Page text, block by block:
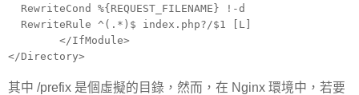
RewriteCond %{REQUEST_FILENAME} !-d
RewriteRule ^(.*)$ index.php?/$1 [L]
</IfModule>
</Directory>
其中 /prefix 是個虛擬的目錄，然而，在 Nginx 環境中，若要